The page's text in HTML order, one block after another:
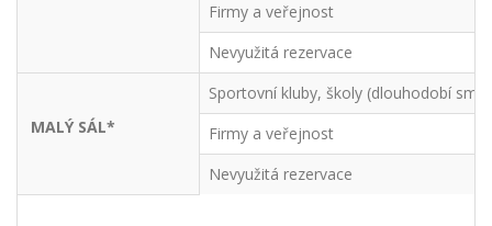
Firmy a veřejnost
Nevyužitá rezervace
MALÝ SÁL*
Sportovní kluby, školy (dlouhodobí
Firmy a veřejnost
Nevyužitá rezervace